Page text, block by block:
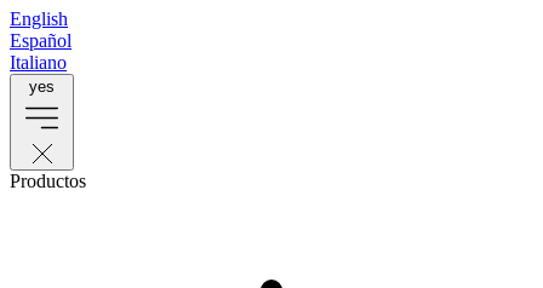
English
Español
Italiano
yes
Productos